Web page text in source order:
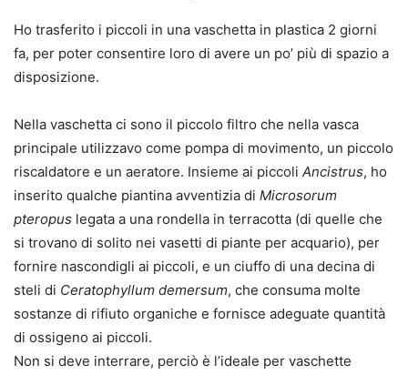
Ho trasferito i piccoli in una vaschetta in plastica 2 giorni
fa, per poter consentire loro di avere un po’ più di spazio a
disposizione.
Nella vaschetta ci sono il piccolo filtro che nella vasca
principale utilizzavo come pompa di movimento, un piccolo
riscaldatore e un aeratore. Insieme ai piccoli Ancistrus, ho
inserito qualche piantina avventizia di Microsorum
pteropus legata a una rondella in terracotta (di quelle che
si trovano di solito nei vasetti di piante per acquario), per
fornire nascondigli ai piccoli, e un ciuffo di una decina di
steli di Ceratophyllum demersum, che consuma molte
sostanze di rifiuto organiche e fornisce adeguate quantità
di ossigeno ai piccoli.
Non si deve interrare, perciò è l’ideale per vaschette